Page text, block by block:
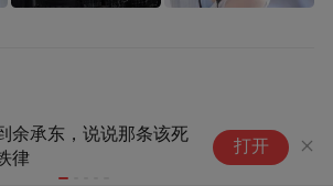
士兰旅游局联合推出
把“澳洲度假感”搬进城
销
打开